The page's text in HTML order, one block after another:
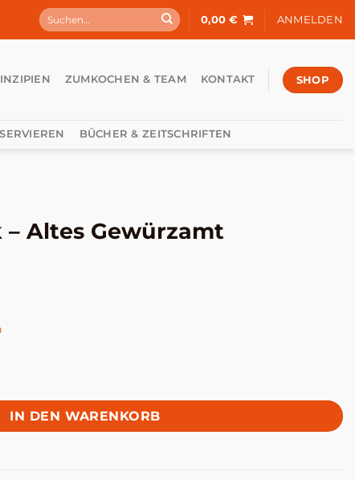
Suchen
nach:
0,00€ ANMELDEN
ZUMKOCHEN & TEAM KONTAKT SHOP
BÜCHER & ZEITSCHRIFTEN
Altes Gewürzamt
Menge
IN DEN WARENKORB